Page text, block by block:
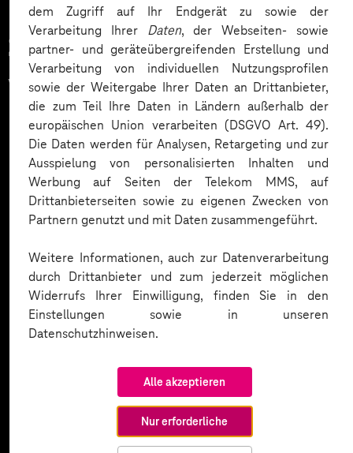
dem Zugriff auf Ihr Endgerät zu sowie der
Verarbeitung Ihrer Daten, der Webseiten- sowie
partner- und geräteübergreifenden Erstellung und
Verarbeitung von individuellen Nutzungsprofilen
sowie der Weitergabe Ihrer Daten an Drittanbieter,
die zum Teil Ihre Daten in Ländern außerhalb der
europäischen Union verarbeiten (DSGVO Art. 49).
Die Daten werden für Analysen, Retargeting und zur
Ausspielung von personalisierten Inhalten und
Werbung auf Seiten der Telekom MMS, auf
Drittanbieterseiten sowie zu eigenen Zwecken von
Partnern genutzt und mit Daten zusammengeführt.
Weitere Informationen, auch zur Datenverarbeitung
durch Drittanbieter und zum jederzeit möglichen
Widerrufs Ihrer Einwilligung, finden Sie in den
Einstellungen sowie in unseren
Datenschutzhinweisen.
Alle akzeptieren
Nur erforderliche
Zahlreiche Unternehmen
vertrauen auf unsere
Expertise. Hier eine Auswahl: